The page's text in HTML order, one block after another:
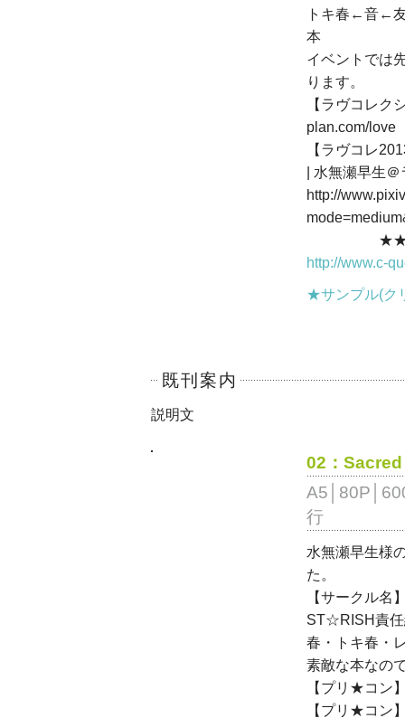
トキ春←音←
本
イベントでは
ります。
【ラヴコレ
plan.com/love
【ラヴコレ
| 水無瀬早生
http://
★★ K-
http://www.c-
★サンプル(ク
既刊案内
説明文
02：
行
水無瀬早生様
た。
【サークル
ST☆RISH責任
春・トキ春・
素敵な本なの
【プリ★コン
【プリ★コン